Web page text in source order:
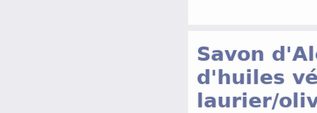
Savon
d'huiles
laurier/